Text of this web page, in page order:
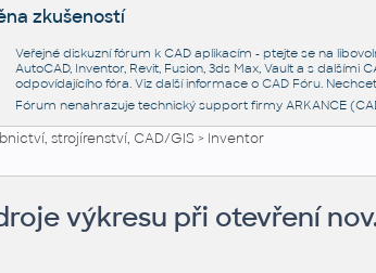
zkušeností
Veřejné diskuzní fórum k CAD aplikacím - ptejte se na
AutoCAD, Inventor, Revit, Fusion, 3ds Max, Vault a s
odpovídajícího fóra. Viz další informace o CAD Fóru.
Fórum nenahrazuje technický support firmy ARKANCE
strojírenství, CAD/GIS> Inventor
výkresu při otevření